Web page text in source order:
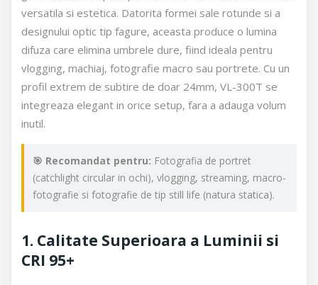
versatila si estetica. Datorita formei sale rotunde si a
designului optic tip fagure, aceasta produce o lumina
difuza care elimina umbrele dure, fiind ideala pentru
vlogging, machiaj, fotografie macro sau portrete. Cu un
profil extrem de subtire de doar 24mm, VL-300T se
integreaza elegant in orice setup, fara a adauga volum
inutil.
🎯 Recomandat pentru: Fotografia de portret
(catchlight circular in ochi), vlogging, streaming, macro-
fotografie si fotografie de tip still life (natura statica).
1. Calitate Superioara a Luminii si
CRI 95+